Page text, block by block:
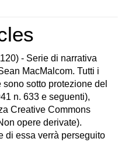
- Serie di narrativa
MacMalcom. Tutti i
sotto protezione del
n. 633 e seguenti),
Creative Commons
opere derivate).
di essa verrà perseguito